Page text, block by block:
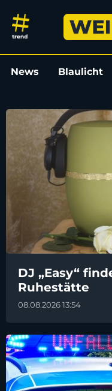
Weiden24 |
News Blaulicht
DJ „Easy“
Ruhestätte
08.08.2026 13:54